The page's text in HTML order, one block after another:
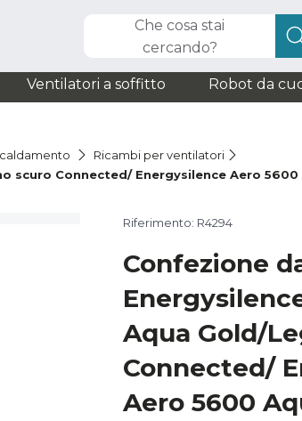
Che cosa stai
cercando?
Ventilatori a soffitto Robot da
Ricambi per ventilatori
scuro Connected/ Energysilence Aero
Riferimento: R4294
Confezione
Aqua Gold/
Connected/
Aero 5600